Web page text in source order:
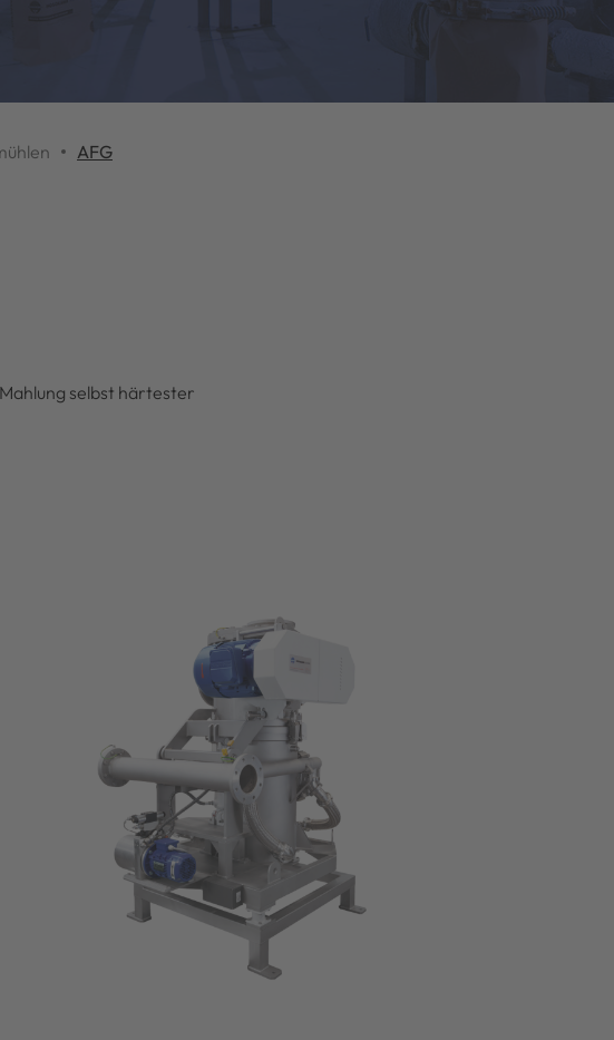
AFG
selbst härtester